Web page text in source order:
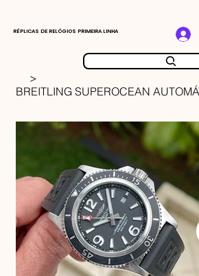
RÉPLICAS DE RELÓGIOS PRIMEIRA LINHA
>